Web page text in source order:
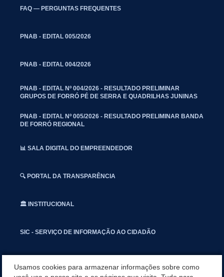
FAQ — PERGUNTAS FREQUENTES
PNAB - EDITAL 005/2026
PNAB - EDITAL 004/2026
PNAB - EDITAL Nº 004/2026 - RESULTADO PRELIMINAR
GRUPOS DE FORRÓ PÉ DE SERRA E QUADRILHAS JUNINAS
PNAB - EDITAL Nº 005/2026 - RESULTADO PRELIMINAR BANDA
DE FORRÓ REGIONAL
📊 SALA DIGITAL DO EMPREENDEDOR
🔍 PORTAL DA TRANSPARÊNCIA
🏛️ INSTITUCIONAL
SIC - SERVIÇO DE INFORMAÇÃO AO CIDADÃO
Usamos cookies para armazenar informações sobre como